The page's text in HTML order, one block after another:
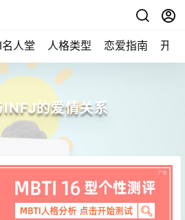
人堂 人格类型 恋爱指南 开始
INFJ的爱情关系